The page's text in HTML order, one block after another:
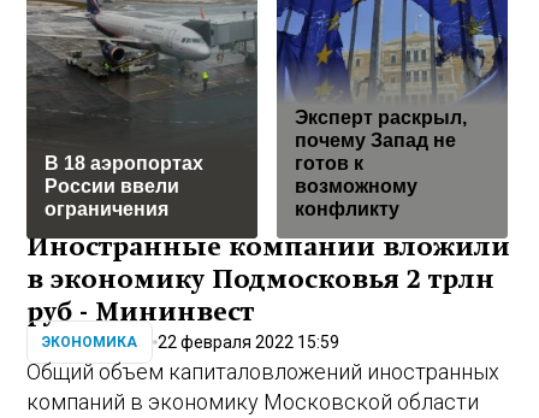
В 18 аэропортах
России ввели
ограничения
Эксперт раскрыл,
почему Запад не
готов к
возможному
конфликту
Иностранные компании вложили
в экономику Подмосковья 2 трлн
руб - Мининвест
ЭКОНОМИКА 22 февраля 2022 15:59
Общий объем капиталовложений иностранных
компаний в экономику Московской области